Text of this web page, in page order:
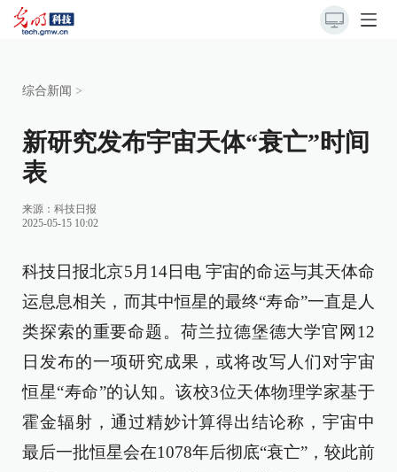
综合新闻 >
新研究发布宇宙天体“衰亡”时间
表
来源： 科技日报
2025-05-15 10:02
科技日报北京5月14日电 宇宙的命运与其天体命
运息息相关，而其中恒星的最终“寿命”一直是人
类探索的重要命题。荷兰拉德堡德大学官网12
日发布的一项研究成果，或将改写人们对宇宙
恒星“寿命”的认知。该校3位天体物理学家基于
霍金辐射，通过精妙计算得出结论称，宇宙中
最后一批恒星会在1078年后彻底“衰亡”，较此前